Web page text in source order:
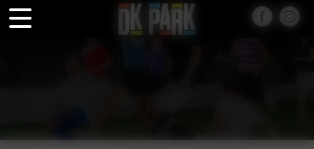
Panneau de gestion des cookies